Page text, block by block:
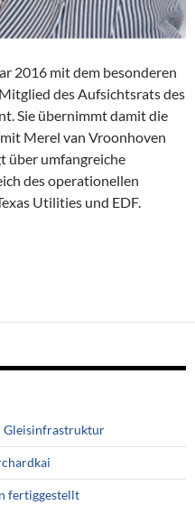
2016 mit dem besonderen
des Aufsichtsrats des
Sie übernimmt damit die
Merel van Vroonhoven
über umfangreiche
des operationellen
Utilities und EDF.
Rotterdam ernannt
Gleisinfrastruktur
fertiggestellt